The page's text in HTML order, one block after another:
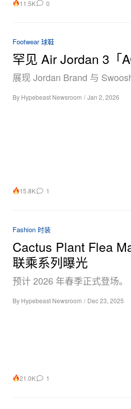
11.5K 0
Footwear 球鞋
罕见 Air Jordan 3「
展现 Jordan Brand 与
By Hypebeast Newsroom / Jan 2, 2026
15.8K 1
Fashion 时装
Cactus Plant Flea
联乘系列曝光
预计 2026 年春季正式登场。
By Hypebeast Newsroom / Dec 23, 2025
21.0K 1